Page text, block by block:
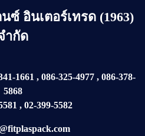
ซ์ อินเตอร์เทรด (1963)
ำกัด
1661 , 086-325-4977, 086-378-
5868
, 02-399-5582